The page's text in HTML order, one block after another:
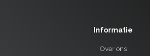
Informatie
Over ons